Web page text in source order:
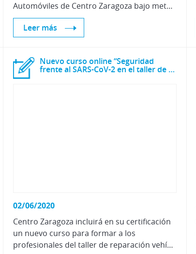
Automóviles de Centro Zaragoza bajo metodología 100% online. Son ya más los alumnos que eligen esta modalidad formativa sobre la opción semipresencial. Además disponen de hasta un 20% de descuento para inscripciones realizadas antes del 31 de agosto.
Leer más
Nuevo curso online “Seguridad
frente al SARS-CoV-2 en el taller de reparación de vehículos”
02/06/2020
Centro Zaragoza incluirá en su certificación
un nuevo curso para formar a los
profesionales del taller de reparación vehículos en “Seguridad frente al SARS-CoV-2”